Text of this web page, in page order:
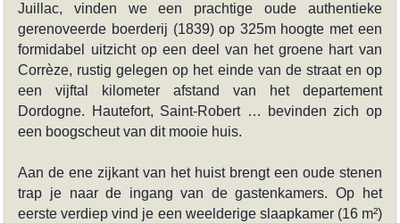
Juillac, vinden we een prachtige oude authentieke
gerenoveerde boerderij (1839) op 325m hoogte met een
formidabel uitzicht op een deel van het groene hart van
Corrèze, rustig gelegen op het einde van de straat en op
een vijftal kilometer afstand van het departement
Dordogne. Hautefort, Saint-Robert … bevinden zich op
een boogscheut van dit mooie huis.
Aan de ene zijkant van het huist brengt een oude stenen
trap je naar de ingang van de gastenkamers. Op het
eerste verdiep vind je een weelderige slaapkamer (16 m²)